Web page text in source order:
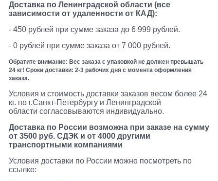
Доставка по Ленинградской области (все
зависимости от удаленности от КАД):
- 450 рублей при сумме заказа до 6 999 рублей.
- 0 рублей при сумме заказа от 7 000 рублей.
Обратите внимание: Вес заказа с упаковкой не должен превышать
24 кг! Сроки доставки: 2-3 рабочих дня с момента оформления
заказа.
Условия и стоимость доставки заказов весом более 24
кг. по г.Санкт-Петербургу и Ленинградской
области согласовываются индивидуально.
Доставка по России возможна при заказе на сумму
от 3500 руб. СДЭК и от 4000 другими
транспортными компаниями
Условия доставки по России можно посмотреть по
ссылке: